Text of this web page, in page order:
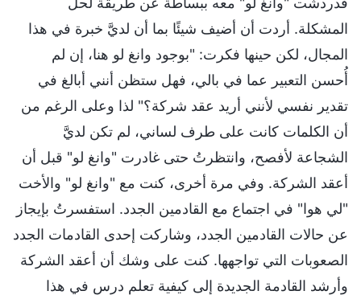
المشكلة. أردت أن أضيف شيئًا بما أن لديَّ خبرة في هذا
المجال، لكن حينها فكرت: "بوجود وانغ لو هنا، إن لم
أُحسن التعبير عما في بالي، فهل ستظن أنني أبالغ في
تقدير نفسي لأنني أريد عقد شركة؟" لذا وعلى الرغم من
أن الكلمات كانت على طرف لساني، لم تكن لديَّ
الشجاعة لأفصح، وانتظرتُ حتى غادرت "وانغ لو" قبل أن
أعقد الشركة. وفي مرة أخرى، كنت مع "وانغ لو" والأخت
"لي هوا" في اجتماع مع القادمين الجدد. استفسرتُ بإيجاز
عن حالات القادمين الجدد، وشاركت إحدى القادمات الجدد
الصعوبات التي تواجهها. كنت على وشك أن أعقد الشركة
وأرشد القادمة الجديدة إلى كيفية تعلم درس في هذا